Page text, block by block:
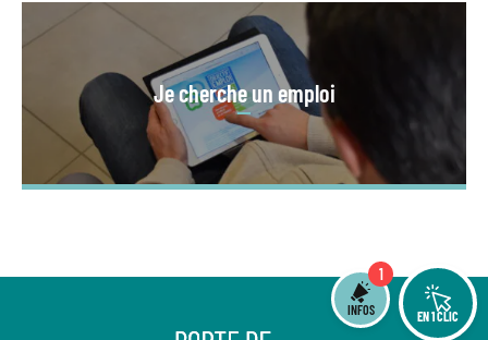
Je cherche un emploi
1
INFOS EN 1 CLIC